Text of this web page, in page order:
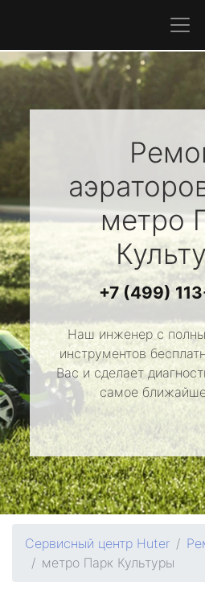
метро
+7 (499)
Наш инженер с
инструментов
Вас и сделает
самое
Сервисный центр Huter
метро Парк Культуры